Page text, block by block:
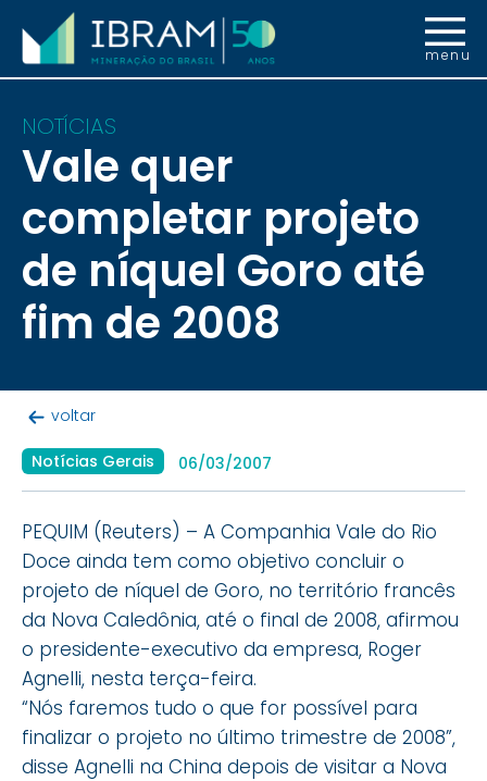
menu
NOTÍCIAS
Vale quer
completar projeto
de níquel Goro até
fim de 2008
voltar
Notícias Gerais 06/03/2007
PEQUIM (Reuters) – A Companhia Vale do Rio
Doce ainda tem como objetivo concluir o
projeto de níquel de Goro, no território francês
da Nova Caledônia, até o final de 2008, afirmou
o presidente-executivo da empresa, Roger
Agnelli, nesta terça-feira.
“Nós faremos tudo o que for possível para
finalizar o projeto no último trimestre de 2008”,
disse Agnelli na China depois de visitar a Nova